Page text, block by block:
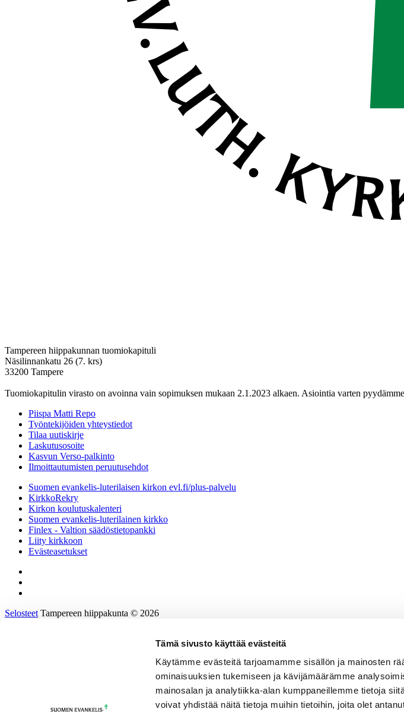
Tämä sivusto käyttää evästeitä
Käytämme evästeitä tarjoamamme sisällön ja mainosten
ominaisuuksien tukemiseen ja kävijämäärämme
mainosalan ja analytiikka-alan kumppaneillemme tietoja
voivat yhdistää näitä tietoja muihin tietoihin, joita olet
Tampereen hiippakunnan tuomiokapituli
Näsilinnankatu 26 (7. krs)
33200 Tampere
Tuomiokapitulin virasto on avoinna vain sopimuksen mukaan 2.1.2023 alkaen. Asiointia varten
Piispa Matti Repo
Työntekijöiden yhteystiedot
Tilaa uutiskirje
Laskutusosoite
Kasvun Verso-palkinto
Ilmoittautumisten peruutusehdot
Suomen evankelis-luterilaisen kirkon evl.fi/plus-palvelu
KirkkoRekry
Kirkon koulutuskalenteri
Suomen evankelis-luterilainen kirkko
Finlex - Valtion säädöstietopankki
Liity kirkkoon
Evästeasetukset
Selosteet Tampereen hiippakunta © 2026
Kalenteri